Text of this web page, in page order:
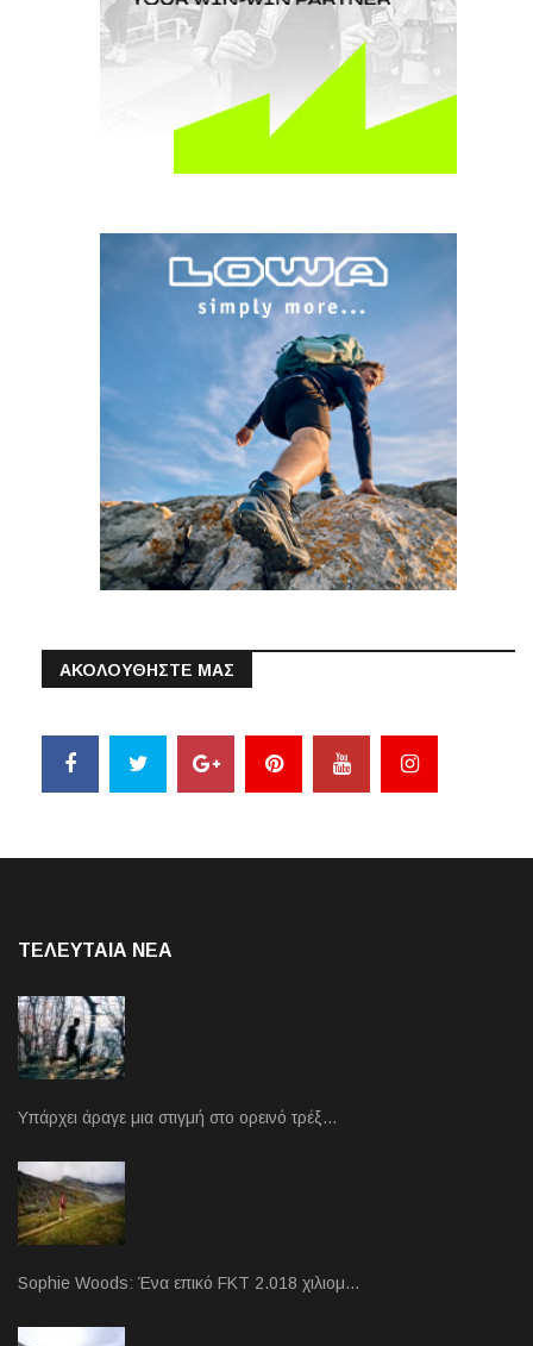
ΑΚΟΛΟΥΘΗΣΤΕ ΜΑΣ
ΤΕΛΕΥΤΑΙΑ NEA
Υπάρχει άραγε μια στιγμή στο ορεινό τρέξ…
Sophie Woods: Ένα επικό FKT 2.018 χιλιομ…